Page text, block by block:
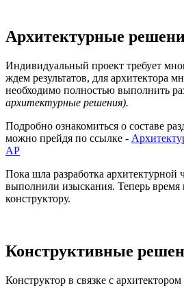
Архитектурные
Индивидуальный проект требует
ждем результатов, для архитектора
необходимо полностью выполнить
архитектурные решения).
Подробно ознакомиться о составе
можно прейдя по ссылке -
АР
Пока шла разработка архитектурной
выполнили изыскания. Теперь время
конструктору.
Конструктивные
Конструктор в связке с архитектором